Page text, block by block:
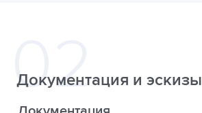
Документация и эскизы